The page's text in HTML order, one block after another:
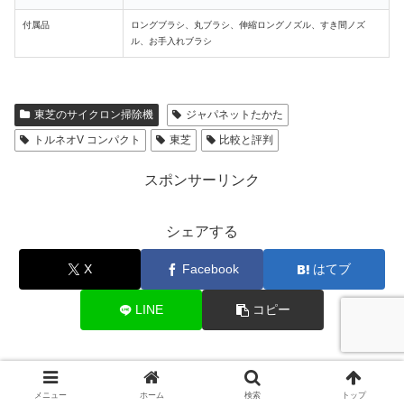
付属品
ロングブラシ、丸ブラシ、伸縮ロングノズル、すき間ノズ
ル、お手入れブラシ
東芝のサイクロン掃除機
ジャパネットたかた
トルネオV コンパクト
東芝 比較と評判
スポンサーリンク
シェアする
X Facebook はてブ
LINE コピー
サイクロン掃除機ナビゲーターをフォローする
メニュー ホーム 検索 トップ